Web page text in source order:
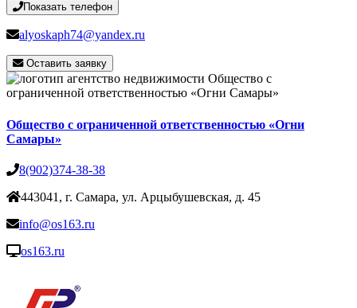
Показать телефон
alyoskaph74@yandex.ru
Оставить заявку
Общество с ограниченной ответственностью «Огни
Самары»
8(902)374-38-38
443041, г. Самара, ул. Арцыбушевская, д. 45
info@os163.ru
os163.ru